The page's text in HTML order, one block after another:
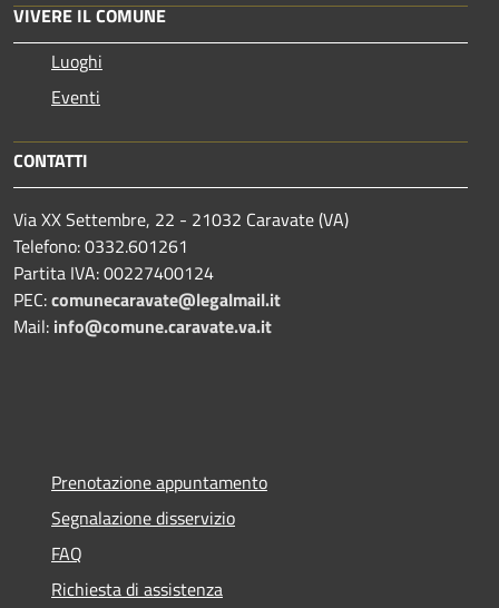
VIVERE IL COMUNE
Luoghi
Eventi
CONTATTI
Via XX Settembre, 22 - 21032 Caravate (VA)
Telefono: 0332.601261
Partita IVA: 00227400124
PEC:comunecaravate@legalmail.it
Mail: info@comune.caravate.va.it
Prenotazione appuntamento
Segnalazione disservizio
FAQ
Richiesta di assistenza